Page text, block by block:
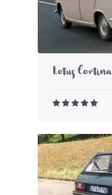
Lotus Cortina